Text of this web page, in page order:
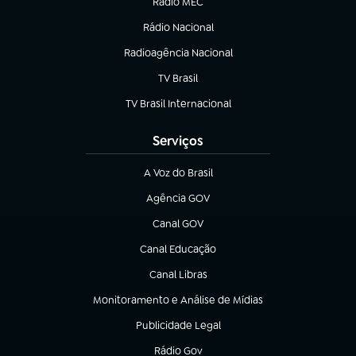
(abre em nova aba)
Rádio Nacional
Radioagência Nacional
(abre em nova aba)
TV Brasil
(abre em nova aba)
TV Brasil Internacional
(abre em nova aba)
Serviços
A Voz do Brasil
(abre em nova aba)
Agência GOV
(abre em nova aba)
Canal GOV
(abre em nova aba)
Canal Educação
(abre em nova aba)
Canal Libras
(abre em nova aba)
Monitoramento e Análise de Mídias
(abre em nova aba)
Publicidade Legal
(abre em nova aba)
Rádio Gov